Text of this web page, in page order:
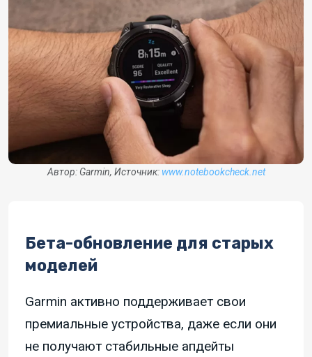
Автор: Garmin, Источник: www.notebookcheck.net
Бета-обновление для старых
моделей
Garmin активно поддерживает свои
премиальные устройства, даже если они
не получают стабильные апдейты